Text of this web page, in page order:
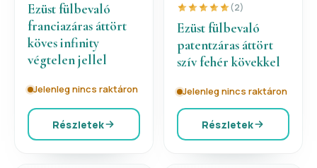
Ezüst fülbevaló
franciazáras áttört
köves infinity
végtelen jellel
Jelenleg nincs raktáron
Részletek
(2)
Ezüst fülbevaló
patentzáras áttört
szív fehér kövekkel
Jelenleg nincs raktáron
Részletek